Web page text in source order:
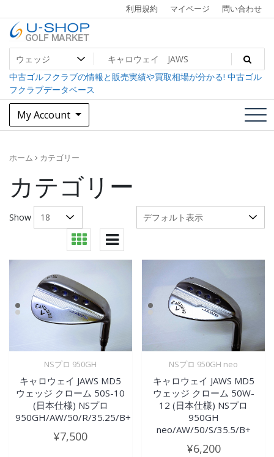
to
content
利用規約 マイページ 問い合わせ
U-SHOP Golf Market dev
中古ゴルフクラブ最大級！U-SHOPゴルフマーケット
中古ゴルフクラブの情報と販売実績や買取相場が分かる! 中古ゴル
フクラブデータベース
My Account
ホーム カテゴリー
カテゴリー
Show
NSプロ 950GH
キャロウェイ JAWS MD5
ウェッジ クローム 50S-10
(日本仕様) NSプロ
950GH/AW/50/R/35.25/B+
¥7,500
NSプロ 950GH neo
キャロウェイ JAWS MD5
ウェッジ クローム 50W-
12 (日本仕様) NSプロ
950GH
neo/AW/50/S/35.5/B+
¥6,200